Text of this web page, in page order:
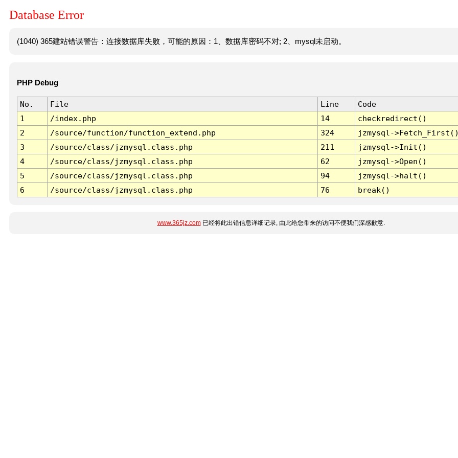
Database Error
(1040) 365建站错误警告：连接数据库失败，可能的原因：1、数据库密码不对; 2、mysql未启动。
PHP Debug
No. File Line
Code
1
/index.php 14
checkredirect()
2
/source/function/function_extend.php 324
jzmysql-
3
/source/class/jzmysql.class.php 211
jzmysql->Init()
4
/source/class/jzmysql.class.php 62
jzmysql->Open()
5
/source/class/jzmysql.class.php 94
jzmysql->halt()
6
/source/class/jzmysql.class.php 76 break()
www.365jz.com已经将此出错信息详细记录, 由此给您带来的访问不便我们深感歉意.